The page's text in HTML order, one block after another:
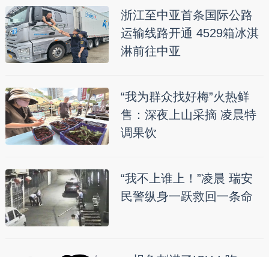
浙江至中亚首条国际公路
运输线路开通 4529箱冰淇
淋前往中亚
“我为群众找好梅”火热鲜
售：深夜上山采摘 凌晨特
调果饮
“我不上谁上！”凌晨 瑞安
民警纵身一跃救回一条命